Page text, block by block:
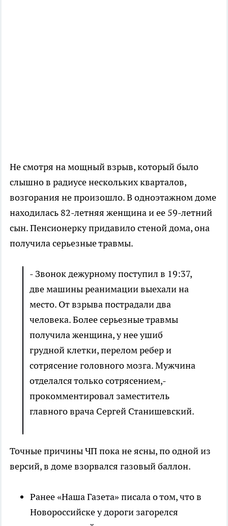
Не смотря на мощный взрыв, который было
слышно в радиусе нескольких кварталов,
возгорания не произошло. В одноэтажном доме
находилась 82-летняя женщина и ее 59-летний
сын. Пенсионерку придавило стеной дома, она
получила серьезные травмы.
- Звонок дежурному поступил в 19:37,
две машины реанимации выехали на
место. От взрыва пострадали два
человека. Более серьезные травмы
получила женщина, у нее ушиб
грудной клетки, перелом ребер и
сотрясение головного мозга. Мужчина
отделался только сотрясением,-
прокомментировал заместитель
главного врача Сергей Станишевский.
Точные причины ЧП пока не ясны, по одной из
версий, в доме взорвался газовый баллон.
Ранее «Наша Газета» писала о том, что в
Новороссийске у дороги загорелся